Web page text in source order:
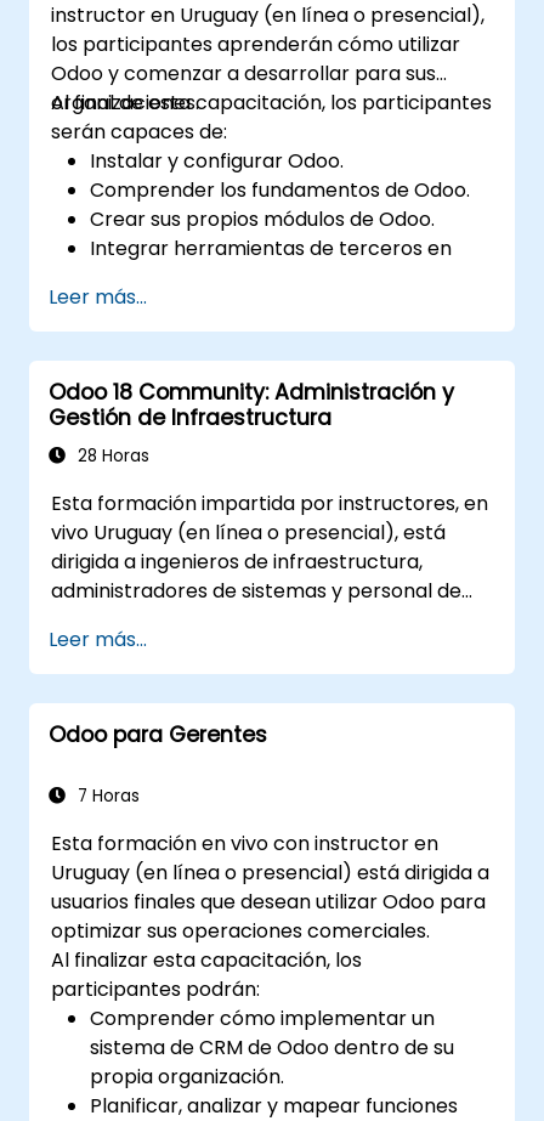
de Odoo.
Desarrollar mejores prácticas para
gestionar datos financieros sensibles,
configurar permisos de usuario y cumplir
con los requisitos de auditoría.
instructor en Uruguay (en línea o presencial),
los participantes aprenderán cómo utilizar
Odoo y comenzar a desarrollar para sus
organizaciones.
Al final de esta capacitación, los participantes
serán capaces de:
Instalar y configurar Odoo.
Comprender los fundamentos de Odoo.
Crear sus propios módulos de Odoo.
Integrar herramientas de terceros en
Maximizar el uso de las características de
Odoo.
Leer más...
Odoo 18 Community: Administración y
Gestión de Infraestructura
28 Horas
Esta formación impartida por instructores, en
vivo Uruguay (en línea o presencial), está
dirigida a ingenieros de infraestructura,
administradores de sistemas y personal de
asegurar, integrar, administrar y soportar
Odoo 18 Community Edition en producción en
entornos on-premise.
Leer más...
Odoo para Gerentes
7 Horas
Esta formación en vivo con instructor en
Uruguay (en línea o presencial) está dirigida a
usuarios finales que desean utilizar Odoo para
optimizar sus operaciones comerciales.
Al finalizar esta capacitación, los
participantes podrán:
Comprender cómo implementar un
sistema de CRM de Odoo dentro de su
propia organización.
Planificar, analizar y mapear funciones